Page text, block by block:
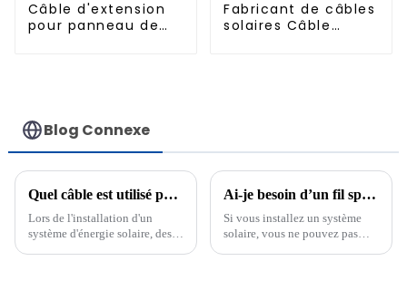
Câble d'extension
pour panneau de
Fabricant de câbles
solaires Câble
Blog Connexe
Quel câble est utilisé pour le solaire ?
Lors de l'installation d'un
système d'énergie solaire, des
Ai-je besoin d’un fil spécial pour le solaire ?
Si vous installez un système
solaire, vous ne pouvez pas